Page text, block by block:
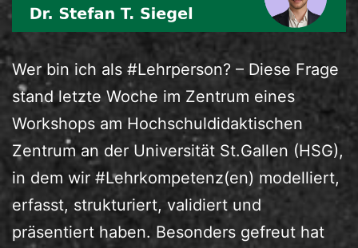
Wer bin ich als #Lehrperson? – Diese Frage
stand letzte Woche im Zentrum eines
Workshops am Hochschuldidaktischen
Zentrum an der Universität St.Gallen (HSG),
in dem wir #Lehrkompetenz(en) modelliert,
erfasst, strukturiert, validiert und
präsentiert haben. Besonders gefreut hat